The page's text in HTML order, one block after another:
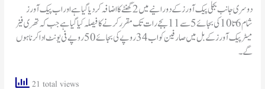
دوسری جانب بجلی پیک آورز کے دورانیے میں 2 گھنٹے کا اضافہ کر دیا گیا ہے اور اب پیک آورز
شام 6 تا 10کی بجائے 5 سے 11بجے رات تک مقرر کرنے کا فیصلہ کیا گیا ہے جب کہ تھری فیز
میٹر پیک آورز کے بل میں صارفین کو اب34روپے کی بجائے 50 روپے فی یونٹ ادا کرنا ہوں
گے۔
21 total views